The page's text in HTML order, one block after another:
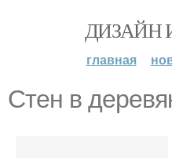
ДИЗАЙН
главная
Стен в